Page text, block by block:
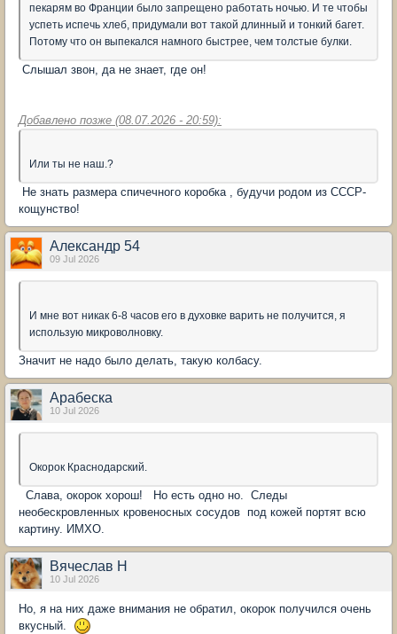
пекарям во Франции было запрещено работать ночью. И те чтобы
успеть испечь хлеб, придумали вот такой длинный и тонкий багет.
Потому что он выпекался намного быстрее, чем толстые булки.
Слышал звон, да не знает, где он!
Добавлено позже (08.07.2026 - 20:59):
Или ты не наш.?
Не знать размера спичечного коробка , будучи родом из СССР-
кощунство!
Александр 54
09 Jul 2026
И мне вот никак 6-8 часов его в духовке варить не получится, я
использую микроволновку.
Значит не надо было делать, такую колбасу.
Арабеска
10 Jul 2026
Окорок Краснодарский.
Слава, окорок хорош! Но есть одно но. Следы
необескровленных кровеносных сосудов под кожей портят всю
картину. ИМХО.
Вячеслав Н
10 Jul 2026
Но, я на них даже внимания не обратил, окорок получился очень
вкусный.